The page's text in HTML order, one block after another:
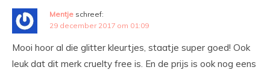
Mentje schreef:
29 december 2017 om 01:09
Mooi hoor al die glitter kleurtjes, staatje super goed! Ook
leuk dat dit merk cruelty free is. En de prijs is ook nog eens